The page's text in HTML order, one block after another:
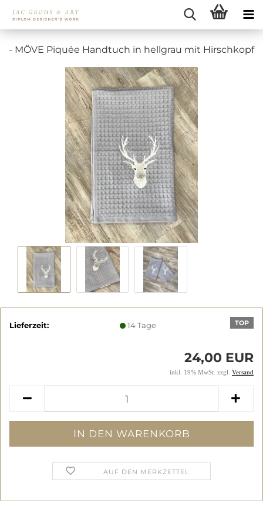
- MÖVE Piquée Handtuch in hellgrau mit Hirschkopf
TOP
Lieferzeit: 14 Tage
24,00 EUR
inkl. 19% MwSt. zzgl. Versand
AUF DEN MERKZETTEL